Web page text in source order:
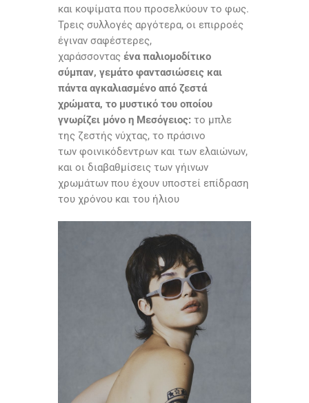
και κοψίματα που προσελκύουν το φως.
Τρεις συλλογές αργότερα, οι επιρροές
έγιναν σαφέστερες,
χαράσσοντας ένα παλιομοδίτικο
σύμπαν, γεμάτο φαντασιώσεις και
πάντα αγκαλιασμένο από ζεστά
χρώματα, το μυστικό του οποίου
γνωρίζει μόνο η Μεσόγειος: το μπλε
της ζεστής νύχτας, το πράσινο
των φοινικόδεντρων και των ελαιώνων,
και οι διαβαθμίσεις των γήινων
χρωμάτων που έχουν υποστεί επίδραση
του χρόνου και του ήλιου